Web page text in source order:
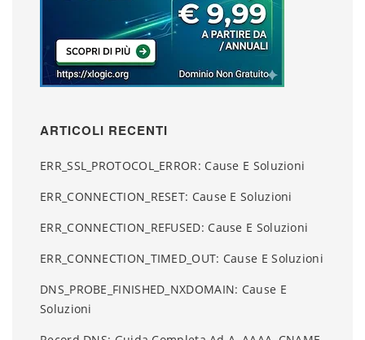
ARTICOLI RECENTI
ERR_SSL_PROTOCOL_ERROR: Cause E Soluzioni
ERR_CONNECTION_RESET: Cause E Soluzioni
ERR_CONNECTION_REFUSED: Cause E Soluzioni
ERR_CONNECTION_TIMED_OUT: Cause E Soluzioni
DNS_PROBE_FINISHED_NXDOMAIN: Cause E
Soluzioni